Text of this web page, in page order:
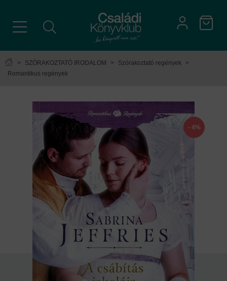
> SZÓRAKOZTATÓ IRODALOM > Szórakoztató regények
>
Romantikus regények
- 4%